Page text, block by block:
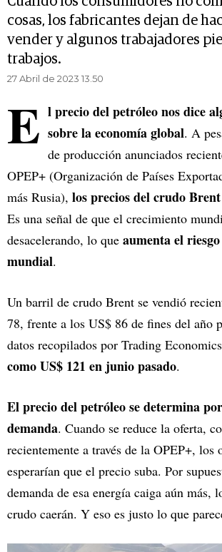
cosas, los fabricantes dejan de
vender y algunos trabajadores
trabajos.
27 Abril de 2023 13.50
E l precio del petróleo nos dice
sobre la economía global. A
de producción anunciados
OPEP+ (Organización de Países
más Rusia), los precios del crudo
Es una señal de que el crecimiento
desacelerando, lo que aumenta el
mundial.
Un barril de crudo Brent se vendió
78, frente a los US$ 86 de fines del año
datos recopilados por Trading
como US$ 121 en junio pasado.
El precio del petróleo se determina
demanda. Cuando se reduce la oferta,
recientemente a través de la OPEP+, los
esperarían que el precio suba. Por
demanda de esa energía caiga aún más,
crudo caerán. Y eso es justo lo que